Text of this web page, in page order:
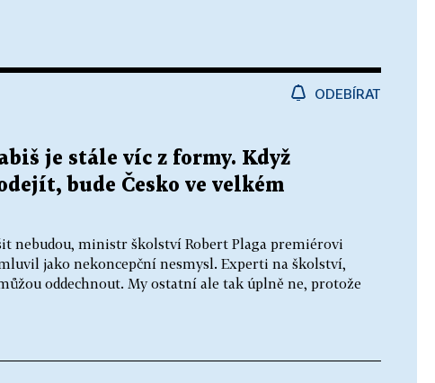
ODEBÍRAT
je stále víc z formy. Když
bude Česko ve velkém
nebudou, ministr školství Robert Plaga premiérovi
jako nekoncepční nesmysl. Experti na školství,
oddechnout. My ostatní ale tak úplně ne, protože